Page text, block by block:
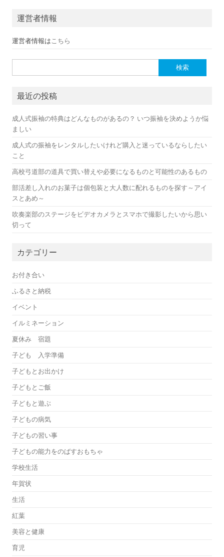
運営者情報
運営者情報は こちら
最近の投稿
成人式振袖の特典はどんなものがあるの？ いつ振袖を決めようか悩
ましい
成人式の振袖をレンタルしたいけれど購入と迷っているならしたい
こと
高校弓道部の道具で買い替えや必要になるものと可能性のあるもの
部活差し入れのお菓子は個包装と大人数に配れるものを探す～アイ
スとあめ～
吹奏楽部のステージをビデオカメラとスマホで撮影したいから思い
切って
カテゴリー
お付き合い
ふるさと納税
イベント
イルミネーション
夏休み 宿題
子ども 入学準備
子どもとお出かけ
子どもとご飯
子どもと遊ぶ
子どもの病気
子どもの習い事
子どもの能力をのばすおもちゃ
学校生活
年賀状
生活
紅葉
美容と健康
育児